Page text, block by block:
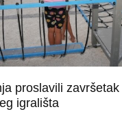
proslavili
igrališta